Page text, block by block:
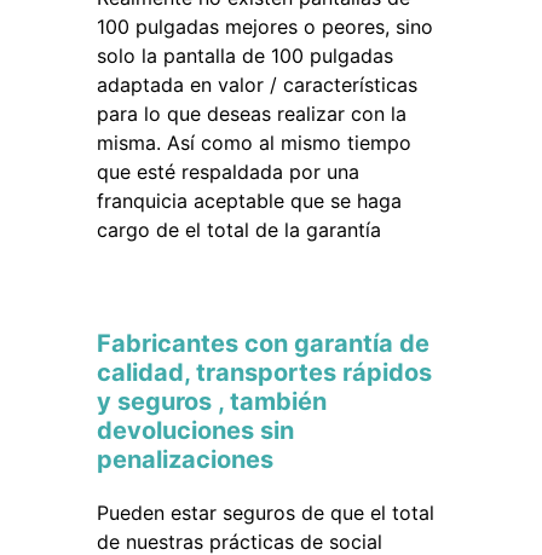
100 pulgadas mejores o peores, sino
solo la pantalla de 100 pulgadas
adaptada en valor / características
para lo que deseas realizar con la
misma. Así como al mismo tiempo
que esté respaldada por una
franquicia aceptable que se haga
cargo de el total de la garantía
Fabricantes con garantía de
calidad, transportes rápidos
y seguros , también
devoluciones sin
penalizaciones
Pueden estar seguros de que el total
de nuestras prácticas de social